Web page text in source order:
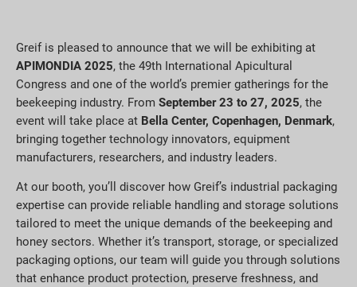
Greif is pleased to announce that we will be exhibiting at
APIMONDIA 2025, the 49th International Apicultural
Congress and one of the world’s premier gatherings for the
beekeeping industry. From September 23 to 27, 2025, the
event will take place at Bella Center, Copenhagen, Denmark,
bringing together technology innovators, equipment
manufacturers, researchers, and industry leaders.
At our booth, you’ll discover how Greif’s industrial packaging
expertise can provide reliable handling and storage solutions
tailored to meet the unique demands of the beekeeping and
honey sectors. Whether it’s transport, storage, or specialized
packaging options, our team will guide you through solutions
that enhance product protection, preserve freshness, and